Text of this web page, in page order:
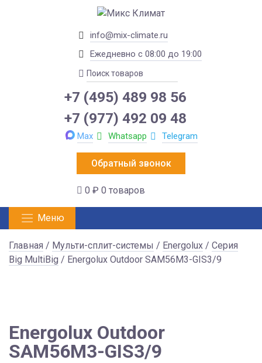
info@mix-climate.ru
Ежедневно с 08:00 до 19:00
+7 (495) 489 98 56
+7 (977) 492 09 48
Max Whatsapp Telegram
Обратный звонок
0 ₽ 0 товаров
Меню
Главная / Мульти-сплит-системы / Energolux / Серия
Big MultiBig / Energolux Outdoor SAM56M3-GIS3/9
Energolux Outdoor
SAM56M3-GIS3/9